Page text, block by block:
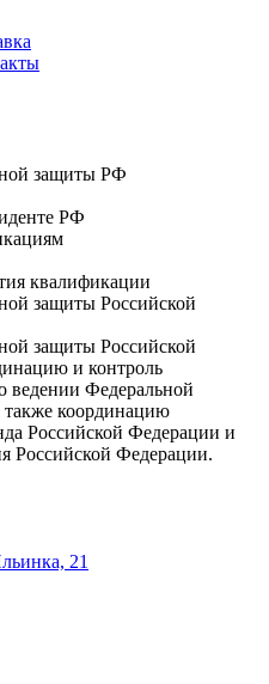
защиты РФ
РФ
квалификации
защиты Российской
защиты Российской
и контроль
ведении Федеральной
также координацию
Российской Федерации и
Российской Федерации.
21